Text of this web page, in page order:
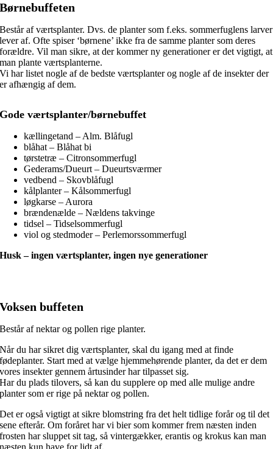
Børnebuffeten
Består af værtsplanter. Dvs. de planter som f.eks. sommerfuglens larver
lever af. Ofte spiser ‘børnene’ ikke fra de samme planter som deres
forældre. Vil man sikre, at der kommer ny generationer er det vigtigt, at
man plante værtsplanterne.
Vi har listet nogle af de bedste værtsplanter og nogle af de insekter der
er afhængig af dem.
Gode værtsplanter/børnebuffet
kællingetand – Alm. Blåfugl
blåhat – Blåhat bi
tørstetræ – Citronsommerfugl
Gederams/Dueurt – Dueurtsværmer
vedbend – Skovblåfugl
kålplanter – Kålsommerfugl
løgkarse – Aurora
brændenælde – Nældens takvinge
tidsel – Tidselsommerfugl
viol og stedmoder – Perlemorssommerfugl
Husk – ingen værtsplanter,ingen nye generationer
Voksen buffeten
Består af nektar og pollen rige planter.
Når du har sikret dig værtsplanter, skal du igang med at finde
fødeplanter. Start med at vælge hjemmehørende planter, da det er dem
vores insekter gennem årtusinder har tilpasset sig.
Har du plads tilovers, så kan du supplere op med alle mulige andre
planter som er rige på nektar og pollen.
Det er også vigtigt at sikre blomstring fra det helt tidlige forår og til det
sene efterår. Om foråret har vi bier som kommer frem næsten inden
frosten har sluppet sit tag, så vintergækker, erantis og krokus kan man
næsten kun have for lidt af.